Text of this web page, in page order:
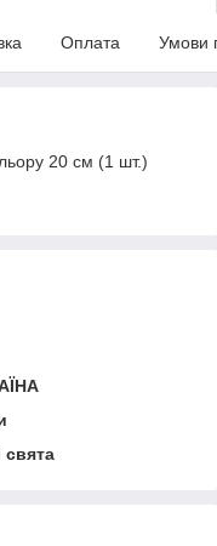
Оплата Умови
20 см (1 шт.)
свята